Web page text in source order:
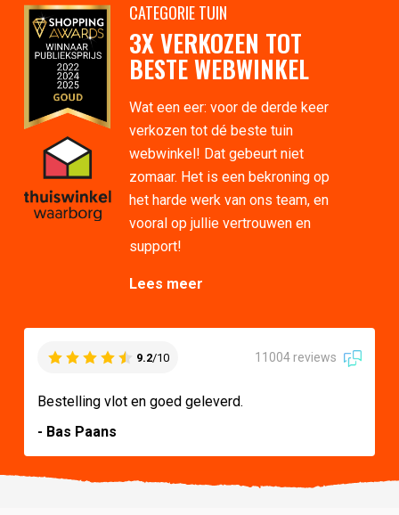
CATEGORIE TUIN
3X VERKOZEN TOT
BESTE WEBWINKEL
Wat een eer: voor de derde keer
verkozen tot dé beste tuin
webwinkel! Dat gebeurt niet
zomaar. Het is een bekroning op
het harde werk van ons team, en
vooral op jullie vertrouwen en
support!
Lees meer
9.2/10 11004 reviews
Bestelling vlot en goed geleverd.
- Bas Paans